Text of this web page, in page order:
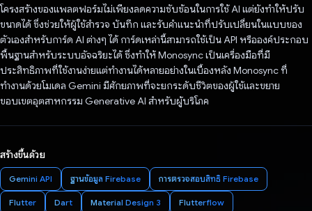
โครงสร้างของแพลตฟอร์มไม่เพียงลดความซับซ้อนในการใช้ AI แต่ยังทำให้ปรับ
ขนาดได้ ซึ่งช่วยให้ผู้ใช้สำรวจ บันทึก และรับคำแนะนำที่ปรับเปลี่ยนในแบบของ
ตัวเองสำหรับการ์ด AI ต่างๆ ได้ การ์ดเหล่านี้สามารถใช้เป็น API หรือองค์ประกอบ
พื้นฐานสําหรับระบบอัจฉริยะได้ ซึ่งทําให้ Monosync เป็นเครื่องมือที่มี
ประสิทธิภาพที่ใช้งานง่ายแต่ทํางานได้หลายอย่างในเบื้องหลัง Monosync ที่
ทำงานด้วยโมเดล Gemini มีศักยภาพที่จะยกระดับชีวิตของผู้ใช้และขยาย
ขอบเขตอุตสาหกรรม Generative AI สำหรับผู้บริโภค
สร้างขึ้นด้วย
Gemini API ฐานข้อมูล Firebase การตรวจสอบสิทธิ์ Firebase
Flutter Dart Material Design 3 Flutterflow